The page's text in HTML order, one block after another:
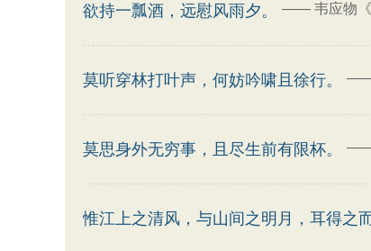
欲持一瓢酒，远慰风雨夕。 —— 韦应物
莫听穿林打叶声，何妨吟啸且徐行。
莫思身外无穷事，且尽生前有限杯。
惟江上之清风，与山间之明月，耳得之